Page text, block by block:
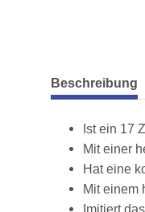
weitere
Beschreibung
Ist ein 17
Mit einer
Hat eine
Mit einem
Imitiert